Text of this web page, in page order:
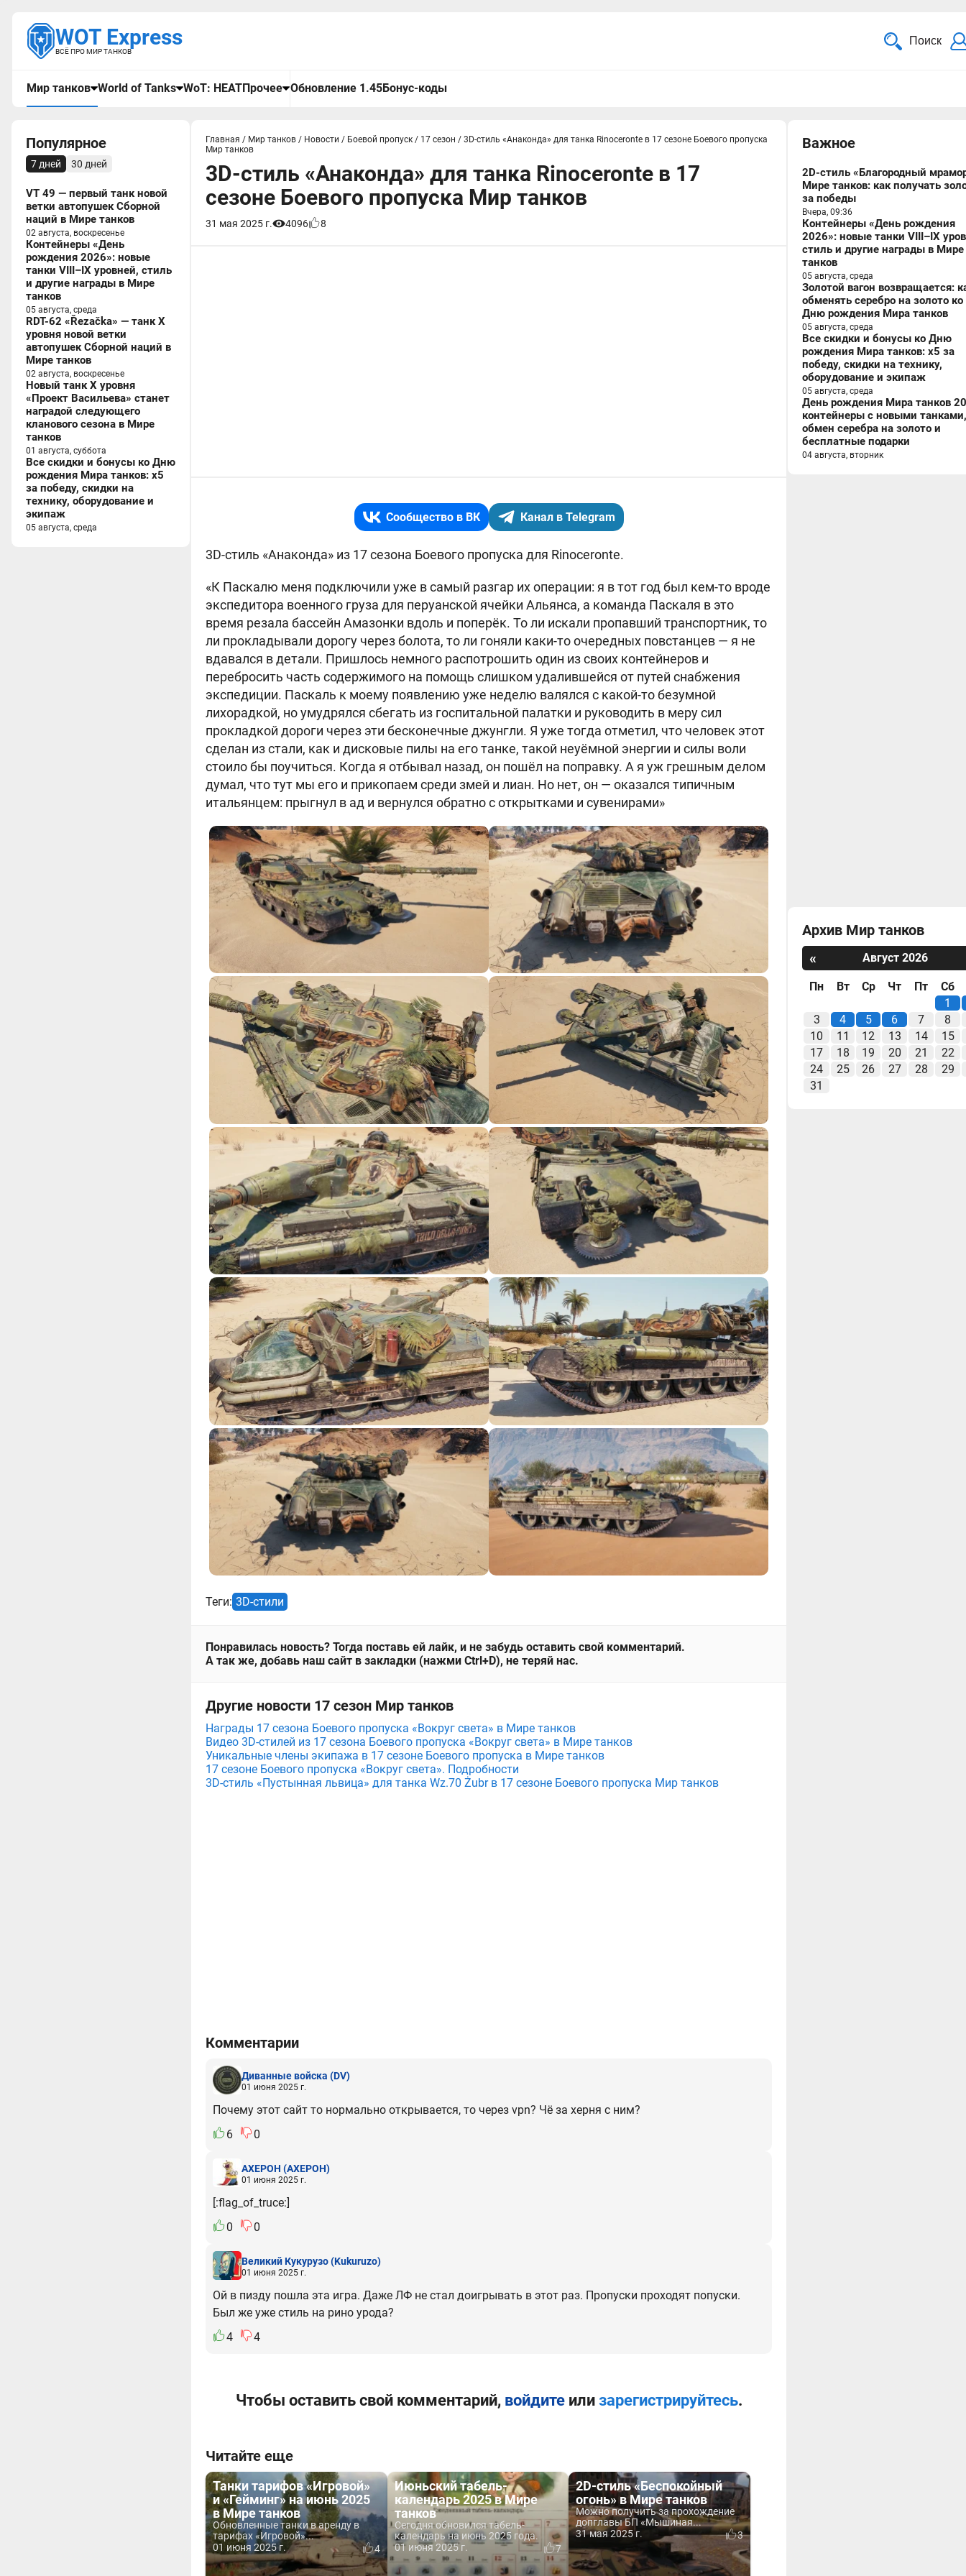
WOT Express
ВСЁ ПРО МИР ТАНКОВ
Поиск
Мир танков World of Tanks WoT: HEATПрочее Обновление 1.45Бонус-коды
Популярное
7 дней 30 дней
VT 49 — первый танк новой
ветки автопушек Сборной
наций в Мире танков
02 августа, воскресенье
Контейнеры «День
рождения 2026»: новые
танки VIII–IX уровней, стиль
и другие награды в Мире
танков
05 августа, среда
RDT-62 «Řezačka» — танк X
уровня новой ветки
автопушек Сборной наций в
Мире танков
02 августа, воскресенье
Новый танк X уровня
«Проект Васильева» станет
наградой следующего
кланового сезона в Мире
танков
01 августа, суббота
Все скидки и бонусы ко Дню
рождения Мира танков: x5
за победу, скидки на
технику, оборудование и
экипаж
05 августа, среда
Главная / Мир танков / Новости / Боевой пропуск / 17 сезон / 3D-стиль «Анаконда» для танка Rinoceronte в 17 сезоне Боевого пропуска
Мир танков
3D-стиль «Анаконда» для танка Rinoceronte в 17
сезоне Боевого пропуска Мир танков
31 мая 2025 г. 4096 8
Сообщество в ВК Канал в Telegram
3D-стиль «Анаконда» из 17 сезона Боевого пропуска для Rinoceronte.
«К Паскалю меня подключили уже в самый разгар их операции: я в тот год был кем-то вроде
экспедитора военного груза для перуанской ячейки Альянса, а команда Паскаля в это
время резала бассейн Амазонки вдоль и поперёк. То ли искали пропавший транспортник, то
ли прокладывали дорогу через болота, то ли гоняли каки-то очередных повстанцев — я не
вдавался в детали. Пришлось немного распотрошить один из своих контейнеров и
перебросить часть содержимого на помощь слишком удалившейся от путей снабжения
экспедиции. Паскаль к моему появлению уже неделю валялся с какой-то безумной
лихорадкой, но умудрялся сбегать из госпитальной палатки и руководить в меру сил
прокладкой дороги через эти бесконечные джунгли. Я уже тогда отметил, что человек этот
сделан из стали, как и дисковые пилы на его танке, такой неуёмной энергии и силы воли
стоило бы поучиться. Когда я отбывал назад, он пошёл на поправку. А я уж грешным делом
думал, что тут мы его и прикопаем среди змей и лиан. Но нет, он — оказался типичным
итальянцем: прыгнул в ад и вернулся обратно с открытками и сувенирами»
Теги: 3D-стили
Понравилась новость? Тогда поставь ей лайк, и не забудь оставить свой комментарий.
А так же, добавь наш сайт в закладки (нажми Ctrl+D), не теряй нас.
Другие новости 17 сезон Мир танков
Награды 17 сезона Боевого пропуска «Вокруг света» в Мире танков
Видео 3D-стилей из 17 сезона Боевого пропуска «Вокруг света» в Мире танков
Уникальные члены экипажа в 17 сезоне Боевого пропуска в Мире танков
17 сезоне Боевого пропуска «Вокруг света». Подробности
3D-стиль «Пустынная львица» для танка Wz.70 Żubr в 17 сезоне Боевого пропуска Мир танков
Комментарии
Диванные войска (DV)
01 июня 2025 г.
Почему этот сайт то нормально открывается, то через vpn? Чё за херня с ним?
6
0
АХЕРОН (АХЕРОН)
01 июня 2025 г.
[:flag_of_truce:]
0
0
Великий Кукурузо(Kukuruzo)
01 июня 2025 г.
Ой в пизду пошла эта игра. Даже ЛФ не стал доигрывать в этот раз. Пропуски проходят попуски.
Был же уже стиль на рино урода?
4
4
Чтобы оставить свой комментарий, войдитеили зарегистрируйтесь.
Читайте еще
Танки тарифов «Игровой»
и «Гейминг» на июнь 2025
в Мире танков
Обновленные танки в аренду в
тарифах «Игровой»...
01 июня 2025 г.
4
Июньский табель-
календарь 2025 в Мире
танков
Сегодня обновился табель-
календарь на июнь 2025 года.
01 июня 2025 г.
7
2D-стиль «Беспокойный
огонь» в Мире танков
Можно получить за прохождение
допглавы БП «Мышиная...
31 мая 2025 г.
3
Важное
2D-стиль «Благородный
Мире танков: как получать
за победы
Вчера, 09:36
Контейнеры «День рождения
2026»: новые танки VIII–IX
стиль и другие награды в Мире
танков
05 августа, среда
Золотой вагон возвращается:
обменять серебро на золото ко
Дню рождения Мира танков
05 августа, среда
Все скидки и бонусы ко Дню
рождения Мира танков: x5 за
победу, скидки на технику,
оборудование и экипаж
05 августа, среда
День рождения Мира танков
контейнеры с новыми танками,
обмен серебра на золото и
бесплатные подарки
04 августа, вторник
Архив Мир танков
«
Август 2026
Пн Вт Ср Чт Пт
Сб
1
3
4 5 6 7
8
10
11 12 13 14
15
17
18 19 20 21
22
24
25 26 27 28
29
31